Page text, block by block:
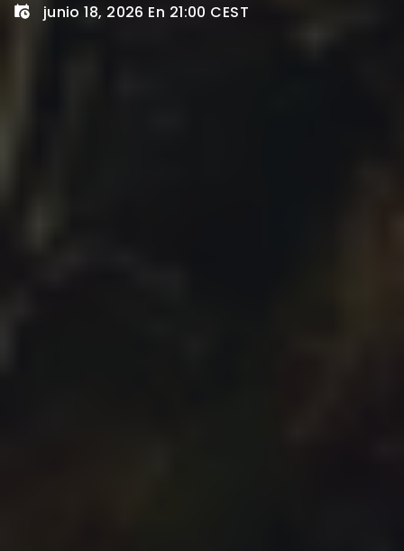
junio 18, 2026 En 21:00 CEST